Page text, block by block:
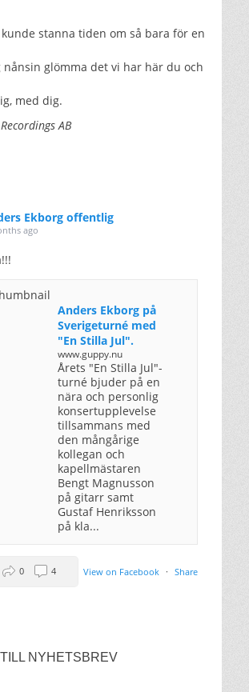
stanna tiden om så bara för en
glömma det vi har här du och
med dig.
AB
Ekborg offentlig
ago
Anders Ekborg på
Sverigeturné med
"En Stilla Jul".
www.guppy.nu
Årets "En Stilla Jul"-
turné bjuder på en
nära och personlig
konsertupplevelse
tillsammans med
den mångårige
kollegan och
kapellmästaren
Bengt Magnusson
på gitarr samt
Gustaf Henriksson
på kla...
View on Facebook · Share
0 4
NYHETSBREV